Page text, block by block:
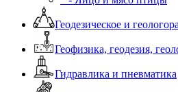
Геодезическое и
Геофизика, геодезия,
Гидравлика и пневматика